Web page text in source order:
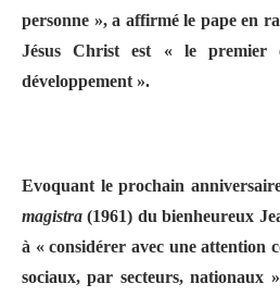
personne », a affirmé le pape en
Jésus Christ est « le premier
développement ».
Evoquant le prochain
magistra (1961) du bienheureux
à « considérer avec une attention
sociaux, par secteurs, nationaux